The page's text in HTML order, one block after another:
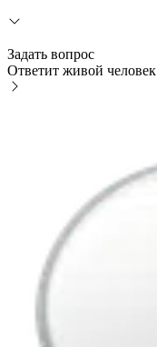
Задать вопрос
Ответит живой человек